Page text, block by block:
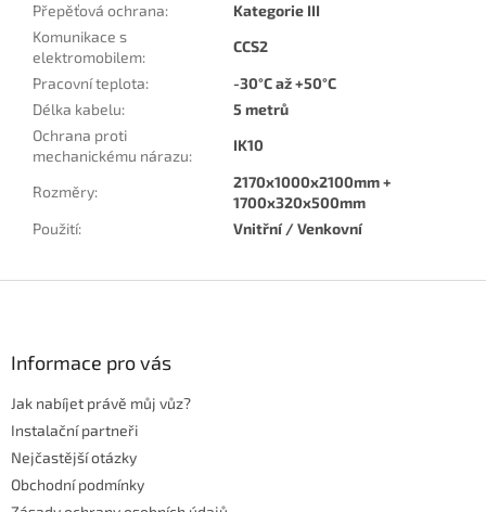
Přepěťová ochrana:
Kategorie III
Komunikace s
elektromobilem:
CCS2
Pracovní teplota:
-30°C až +50°C
Délka kabelu:
5 metrů
Ochrana proti
mechanickému nárazu:
IK10
Rozměry:
2170x1000x2100mm +
1700x320x500mm
Použití: Vnitřní / Venkovní
Informace pro vás
Jak nabíjet právě můj vůz?
Instalační partneři
Nejčastější otázky
Obchodní podmínky